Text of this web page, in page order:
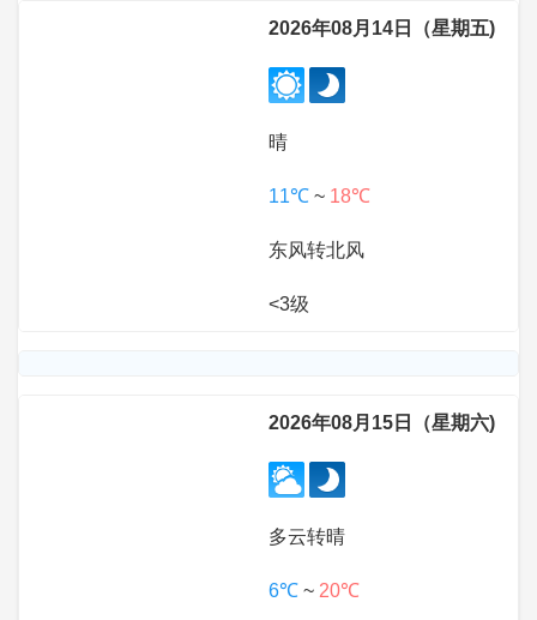
2026年08月14日（星期五)
晴
11℃ ~ 18℃
东风转北风
<3级
2026年08月15日（星期六)
多云转晴
6℃ ~ 20℃